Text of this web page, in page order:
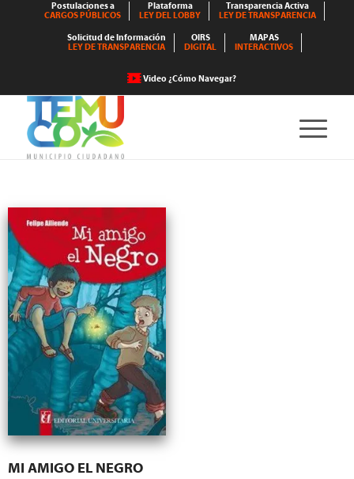
Postulaciones a
CARGOS PÚBLICOS
Plataforma
LEY DEL LOBBY
Transparencia Activa
LEY DE TRANSPARENCIA
Solicitud de Información
LEY DE TRANSPARENCIA
OIRS
DIGITAL
MAPAS
INTERACTIVOS
Video ¿Cómo Navegar?
MI AMIGO EL NEGRO